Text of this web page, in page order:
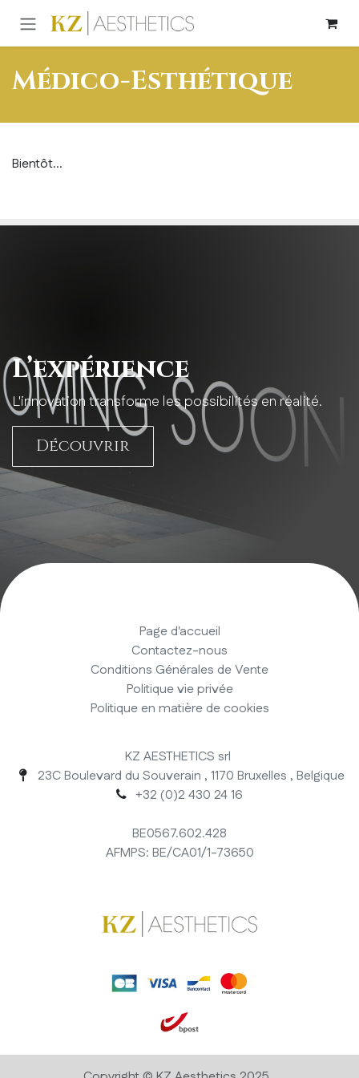
Se rendre au contenu
Médico-Esthétique
Bientôt...
L’expérience
L'innovation transforme les possibilités en réalité.
Découvrir
Page d'accueil
Contactez-nous
Conditions Générales de Vente
Politique vie privée
Politique en matière de cookies
KZ AESTHETICS srl
23C Boulevard du Souverain , 1170 Bruxelles , Belgique
+32 (0)2 430 24 16
BE0567.602.428
AFMPS: BE/CA01/1-73650